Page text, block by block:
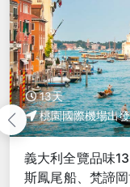
天
園國際機場出發
利全覽品味13日－
尾船、梵諦岡博物